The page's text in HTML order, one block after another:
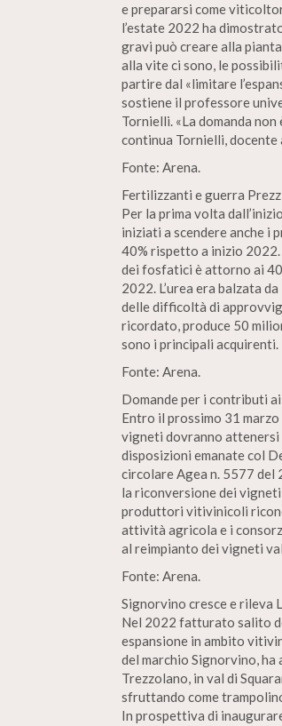
e prepararsi come
l’estate 2022 ha
gravi può creare alla
alla vite ci sono, le
partire dal «limitare
sostiene il professore
Tornielli. «La domanda
continua Tornielli, docente
Fonte: Arena.
Fertilizzanti e guerra
Per la prima volta
iniziati a scendere anche i
40% rispetto a inizio
dei fosfatici è attorno ai
2022. L’urea era balzata
delle difficoltà di
ricordato, produce 50
sono i principali acquirenti.
Fonte: Arena.
Domande per i contributi
Entro il prossimo 31
vigneti dovranno
disposizioni emanate col
circolare Agea n. 5577 del
la riconversione dei
produttori vitivinicoli
attività agricola e i
al reimpianto dei vigneti
Fonte: Arena.
Signorvino cresce e rileva
Nel 2022 fatturato salito
espansione in ambito
del marchio Signorvino,
Trezzolano, in val di
sfruttando come
In prospettiva di